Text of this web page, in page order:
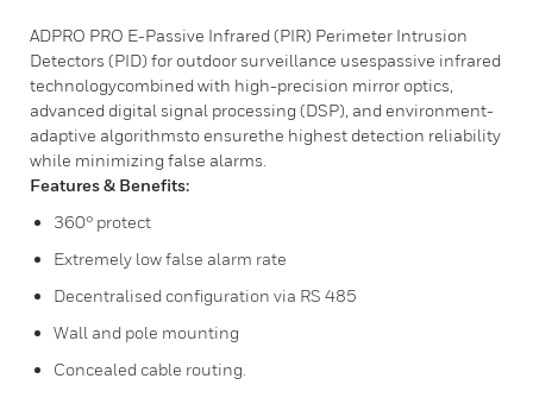
ADPRO PRO E-Passive Infrared (PIR) Perimeter Intrusion
Detectors (PID) for outdoor surveillance usespassive infrared
technologycombined with high-precision mirror optics,
advanced digital signal processing (DSP), and environment-
adaptive algorithmsto ensurethe highest detection reliability
while minimizing false alarms.
Features & Benefits:
360° protect
Extremely low false alarm rate
Decentralised configuration via RS 485
Wall and pole mounting
Concealed cable routing.